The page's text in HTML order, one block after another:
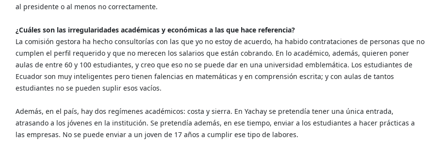
al presidente o al menos no correctamente.
¿Cuáles son las irregularidades académicas y económicas a las que hace referencia?
La comisión gestora ha hecho consultorías con las que yo no estoy de acuerdo, ha habido contrataciones de personas que no
cumplen el perfil requerido y que no merecen los salarios que están cobrando. En lo académico, además, quieren poner
aulas de entre 60 y 100 estudiantes, y creo que eso no se puede dar en una universidad emblemática. Los estudiantes de
Ecuador son muy inteligentes pero tienen falencias en matemáticas y en comprensión escrita; y con aulas de tantos
estudiantes no se pueden suplir esos vacíos.
Además, en el país, hay dos regímenes académicos: costa y sierra. En Yachay se pretendía tener una única entrada,
atrasando a los jóvenes en la institución. Se pretendía además, en ese tiempo, enviar a los estudiantes a hacer prácticas a
las empresas. No se puede enviar a un joven de 17 años a cumplir ese tipo de labores.